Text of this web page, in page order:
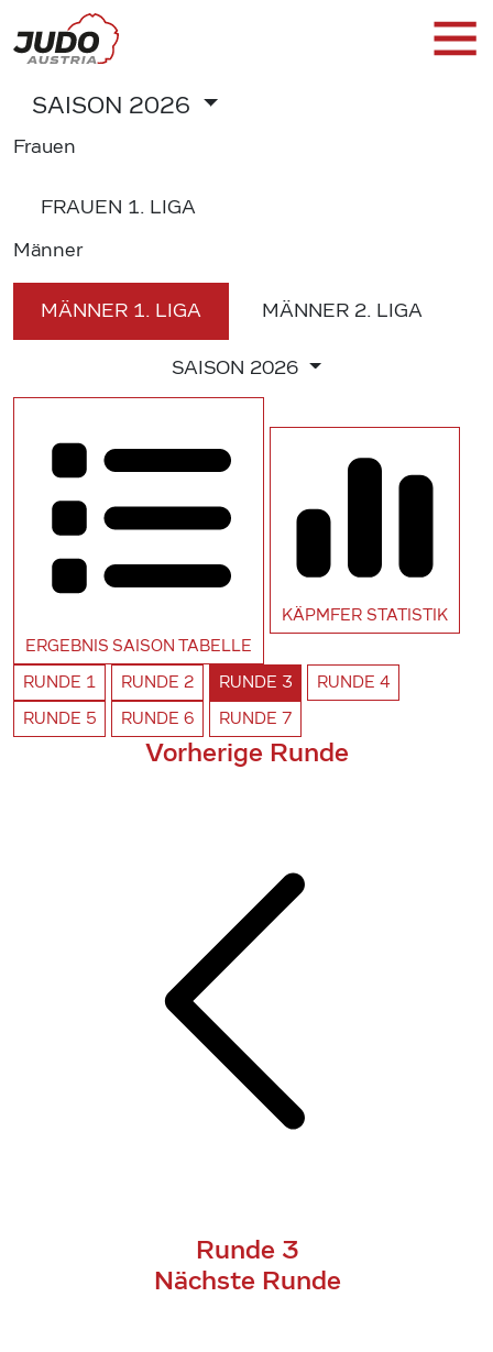
SAISON 2026
Frauen
FRAUEN 1. LIGA
Männer
MÄNNER 1. LIGA MÄNNER 2. LIGA
SAISON 2026
ERGEBNIS SAISON TABELLE
KÄPMFER STATISTIK
RUNDE 1 RUNDE 2 RUNDE 3 RUNDE 4
RUNDE 5 RUNDE 6 RUNDE 7
Vorherige Runde
Runde 3
Nächste Runde